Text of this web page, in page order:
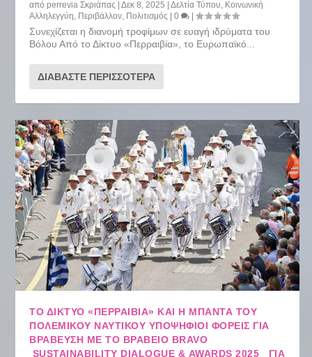
απόperrevia Σκριάπας |Δεκ 8, 2025 |Δελτία Τύπου, Κοινωνική
Αλληλεγγύη, Περιβάλλον, Πολιτισμός |0 |
Συνεχίζεται η διανομή τροφίμων σε ευαγή ιδρύματα του
Βόλου Από το Δίκτυο «Περραιβία», το Ευρωπαϊκό...
ΔΙΑΒΆΣΤΕ ΠΕΡΙΣΣΌΤΕΡΑ
ΤΟ ΔΊΚΤΥΟ «ΠΕΡΡΑΙΒΙΑ» ΚΑΙ Η ΜΠΆΝΤΑ ΤΟΥ
ΠΟΛΕΜΙΚΟΎ ΝΑΥΤΙΚΟΎ ΥΠΟΨΉΦΙΟΙ ΦΟΡΕΊΣ ΓΙΑ
ΒΡΆΒΕΥΣΗ ΜΕ ΤΟ ΒΡΑΒΕΊΟ BRAVO
SUSTAINABILITY DIALOGUE & AWARDS 2025 ΓΙΑ